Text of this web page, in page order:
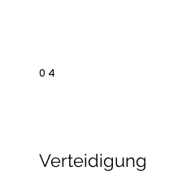
Verteidigung
0 4